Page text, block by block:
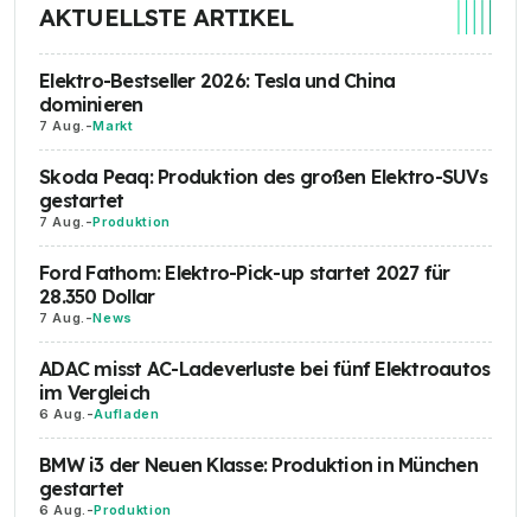
AKTUELLSTE ARTIKEL
Elektro-Bestseller 2026: Tesla und China
dominieren
7 Aug. -Markt
Skoda Peaq: Produktion des großen Elektro-SUVs
gestartet
7 Aug. -Produktion
Ford Fathom: Elektro-Pick-up startet 2027 für
28.350 Dollar
7 Aug. -News
ADAC misst AC-Ladeverluste bei fünf Elektroautos
im Vergleich
6 Aug. -Aufladen
BMW i3 der Neuen Klasse: Produktion in München
gestartet
6 Aug. -Produktion